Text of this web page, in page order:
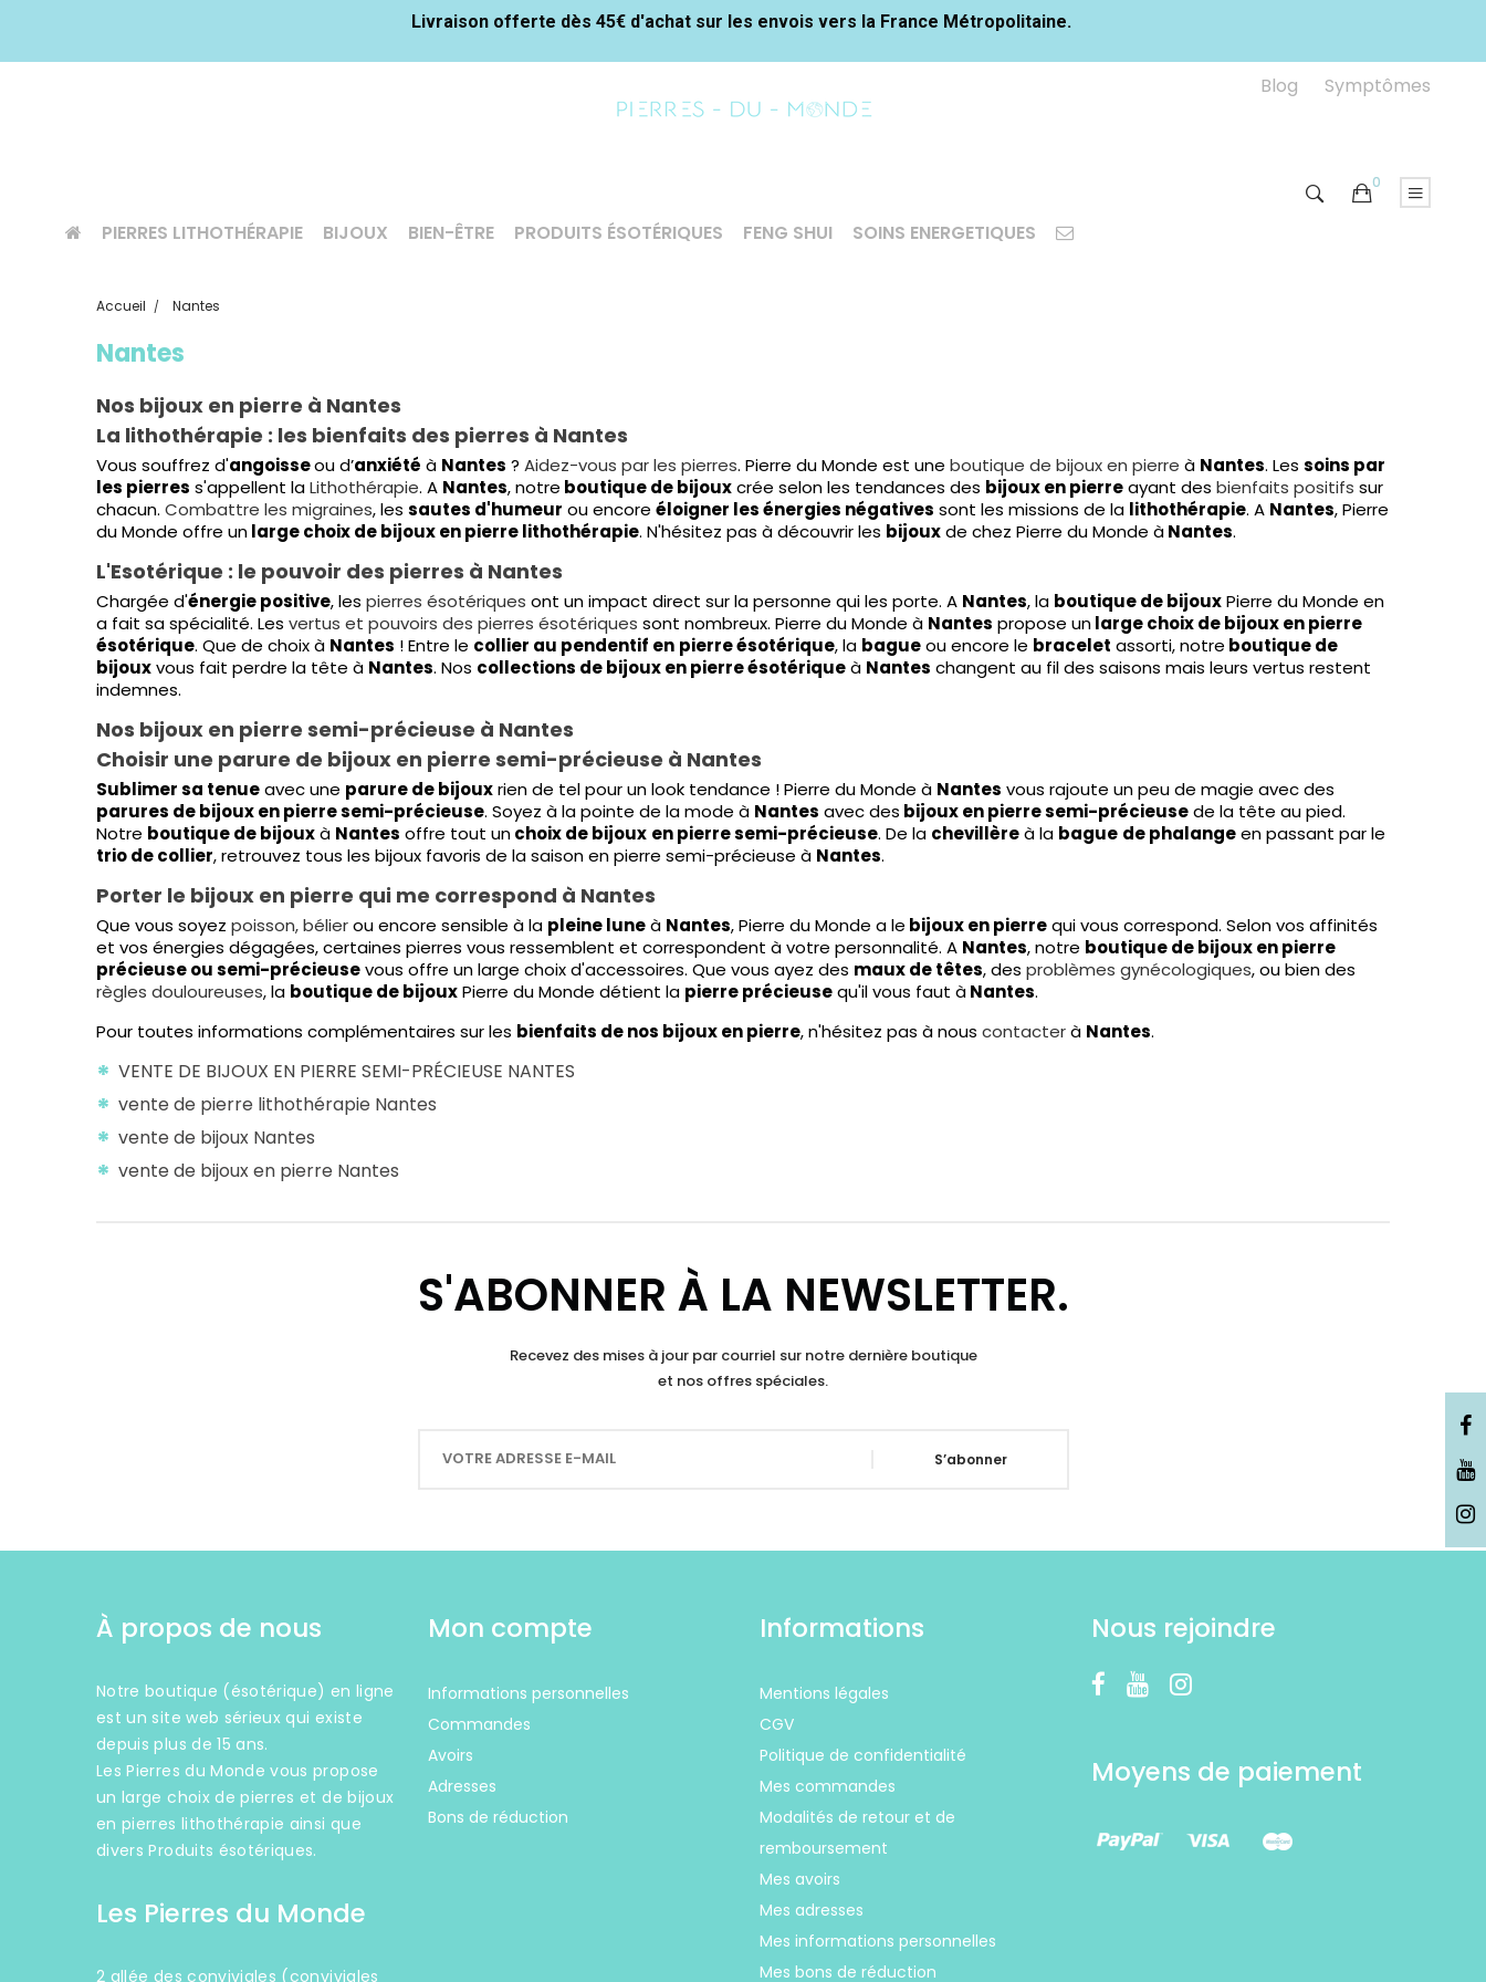
Livraison offerte dès 45€ d'achat sur les envois vers la France Métropolitaine.
Blog Symptômes
0
PIERRES LITHOTHÉRAPIE BIJOUX BIEN-ÊTRE PRODUITS ÉSOTÉRIQUES FENG SHUI SOINS ENERGETIQUES
Accueil Nantes
Nantes
Nos bijoux en pierre à Nantes
La lithothérapie : les bienfaits des pierres à Nantes
Vous souffrez d'angoisseou d’anxiété à Nantes ? Aidez-vous par les pierres. Pierre du Monde est une boutique de bijoux en pierre à Nantes. Les soins par
les pierres s'appellent laLithothérapie. A Nantes, notre boutique de bijouxcrée selon les tendances des bijoux en pierreayant des bienfaits positifs sur
chacun. Combattre les migraines, les sautes d'humeur ou encore éloigner les énergies négatives sont les missions de la lithothérapie. A Nantes, Pierre
du Monde offre unlarge choix de bijoux en pierre lithothérapie. N'hésitez pas à découvrir les bijouxde chez Pierre du Monde àNantes.
L'Esotérique : le pouvoir des pierres à Nantes
Chargée d'énergie positive, les pierres ésotériques ont un impact direct sur la personne qui les porte. A Nantes, la boutique de bijouxPierre du Monde en
a fait sa spécialité. Les vertus et pouvoirs des pierres ésotériques sont nombreux. Pierre du Monde à Nantes propose unlarge choix de bijoux en pierre
ésotérique. Que de choix à Nantes ! Entre le collier au pendentif en pierre ésotérique, la bagueou encore le bracelet assorti, notre boutique de
bijouxvous fait perdre la tête à Nantes. Nos collections de bijoux en pierre ésotériqueà Nantes changent au fil des saisons mais leurs vertus restent
indemnes.
Nos bijoux en pierre semi-précieuse à Nantes
Choisir une parure de bijoux en pierre semi-précieuse à Nantes
Sublimer sa tenueavec une parure de bijouxrien de tel pour un look tendance ! Pierre du Monde à Nantes vous rajoute un peu de magie avec des
parures de bijoux en pierre semi-précieuse. Soyez à la pointe de la mode à Nantes avec des bijoux en pierre semi-précieusede la tête au pied.
Notre boutique de bijouxà Nantes offre tout unchoix de bijoux en pierre semi-précieuse. De la chevillèreà la bague de phalangeen passant par le
trio de collier, retrouvez tous les bijoux favoris de la saison en pierre semi-précieuse à Nantes.
Porter le bijoux en pierre qui me correspond à Nantes
Que vous soyez poisson, bélierou encore sensible à la pleine luneà Nantes, Pierre du Monde a le bijoux en pierrequi vous correspond. Selon vos affinités
et vos énergies dégagées, certaines pierres vous ressemblent et correspondent à votre personnalité. A Nantes, notre boutique de bijoux en pierre
précieuse ou semi-précieusevous offre un large choix d'accessoires. Que vous ayez des maux de têtes, des problèmes gynécologiques, ou bien des
règles douloureuses, la boutique de bijouxPierre du Monde détient la pierre précieusequ'il vous faut àNantes.
Pour toutes informations complémentaires sur les bienfaits de nos bijoux en pierre, n'hésitez pas à nous contacterà Nantes.
VENTE DE BIJOUX EN PIERRE SEMI-PRÉCIEUSE NANTES
vente de pierre lithothérapie Nantes
vente de bijoux Nantes
vente de bijoux en pierre Nantes
S'ABONNER À LA NEWSLETTER.
Recevez des mises à jour par courriel sur notre dernière boutique
et nos offres spéciales.
S’abonner
À propos de nous
Notre boutique (ésotérique) en ligne
est un site web sérieux qui existe
depuis plus de 15 ans.
Les Pierres du Monde vous propose
un large choix de pierres et de bijoux
en pierres lithothérapie ainsi que
divers Produits ésotériques.
Les Pierres du Monde
2 allée des conviviales (conviviales
Mon compte
Informations personnelles
Commandes
Avoirs
Adresses
Bons de réduction
Informations
Mentions légales
CGV
Politique de confidentialité
Mes commandes
Modalités de retour et de
remboursement
Mes avoirs
Mes adresses
Mes informations personnelles
Mes bons de réduction
Nous rejoindre
Moyens de paiement